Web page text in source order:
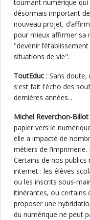
tournant numérique
désormais important
nouveau projet,
pour mieux affirmer sa
"devenir
situations de vie".
ToutEduc : Sans
s'est fait l'écho des
dernières années...
Michel Reverchon-Billot
papier vers le
elle a impacté de
métiers de
Certains de nos
internet : les élèves
ou les inscrits sous-
itinérantes, ou certains
proposer une
du numérique ne peut